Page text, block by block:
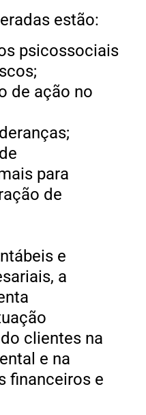
estão:
psicossociais
de ação no
para
de
e
a
clientes na
e na
financeiros e